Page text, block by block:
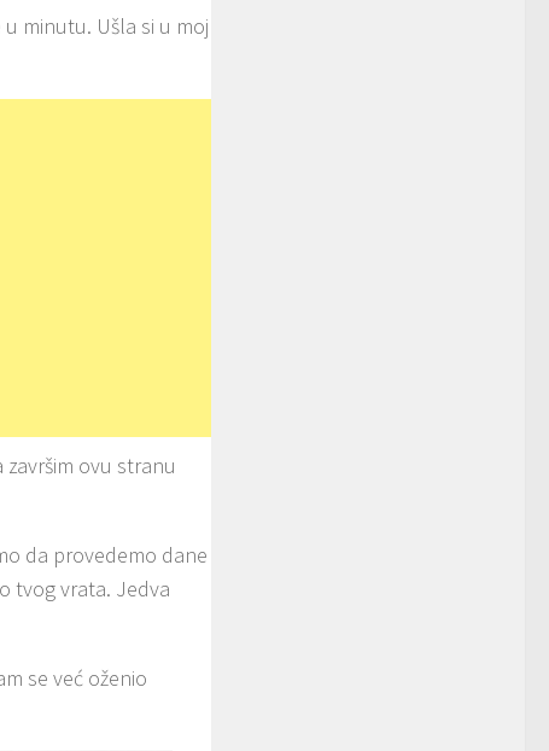
minutu. Ušla si u moj
ovu stranu
da provedemo dane
tvog vrata. Jedva
se već oženio